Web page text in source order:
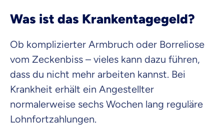
Was ist das Krankentagegeld?
Ob komplizierter Armbruch oder Borreliose
vom Zeckenbiss – vieles kann dazu führen,
dass du nicht mehr arbeiten kannst. Bei
Krankheit erhält ein Angestellter
normalerweise sechs Wochen lang reguläre
Lohnfortzahlungen.